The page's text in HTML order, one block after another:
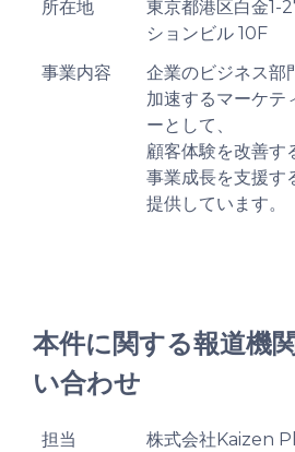
所在地
東京都港区白金1-
ションビル 10F
事業内容
企業のビジネス部
加速するマーケテ
ーとして、
顧客体験を改善す
事業成長を支援す
提供しています。
本件に関する報道機
い合わせ
担当
株式会社Kaizen